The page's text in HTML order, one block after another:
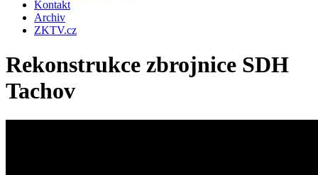
Kontakt
Archiv
ZKTV.cz
Rekonstrukce zbrojnice SDH
Tachov